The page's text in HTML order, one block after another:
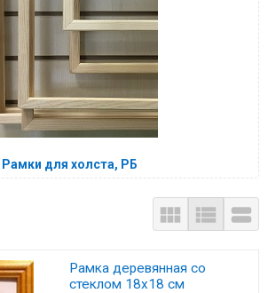
Рамки для холста, РБ
  
Рамка деревянная со
стеклом 18х18 см